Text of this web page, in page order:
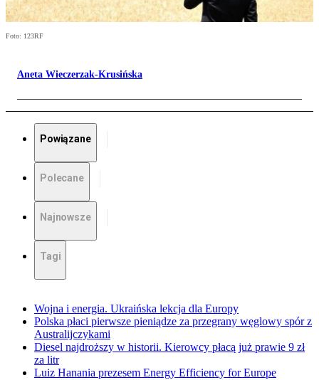
Foto: 123RF
Aneta Wieczerzak-Krusińska
Powiązane
Polecane
Najnowsze
Tagi
Wojna i energia. Ukraińska lekcja dla Europy
Polska płaci pierwsze pieniądze za przegrany węglowy spór z
Australijczykami
Diesel najdroższy w historii. Kierowcy płacą już prawie 9 zł
za litr
Luiz Hanania prezesem Energy Efficiency for Europe